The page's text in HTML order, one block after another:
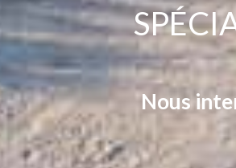
Nous